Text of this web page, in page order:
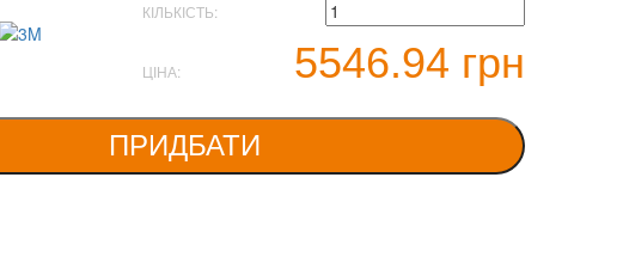
КІЛЬКІСТЬ:
ЦІНА: 5546.94 грн
ПРИДБАТИ